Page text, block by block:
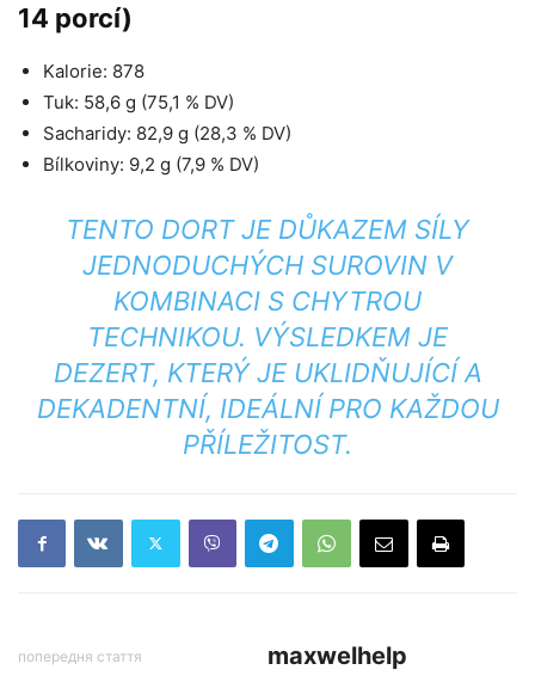
14 porcí)
Kalorie: 878
Tuk: 58,6 g (75,1 % DV)
Sacharidy: 82,9 g (28,3 % DV)
Bílkoviny: 9,2 g (7,9 % DV)
TENTO DORT JE DŮKAZEM SÍLY
JEDNODUCHÝCH SUROVIN V
KOMBINACI S CHYTROU
TECHNIKOU. VÝSLEDKEM JE
DEZERT, KTERÝ JE UKLIDŇUJÍCÍ A
DEKADENTNÍ, IDEÁLNÍ PRO KAŽDOU
PŘÍLEŽITOST.
попередня стаття maxwelhelp